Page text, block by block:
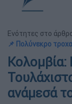
Ενότητες στο
📌 Πολύνεκρο
Κολομβία:
ανάμεσά